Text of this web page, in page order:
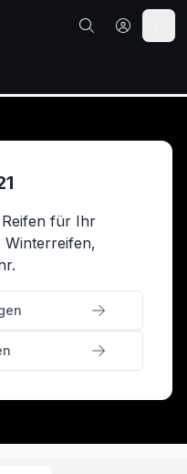
Reifen für Ihr
Winterreifen,